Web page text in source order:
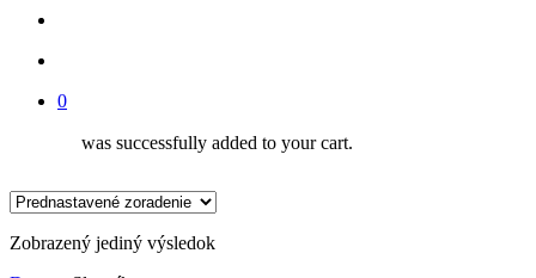
0
was successfully added to your cart.
Zobrazený jediný výsledok